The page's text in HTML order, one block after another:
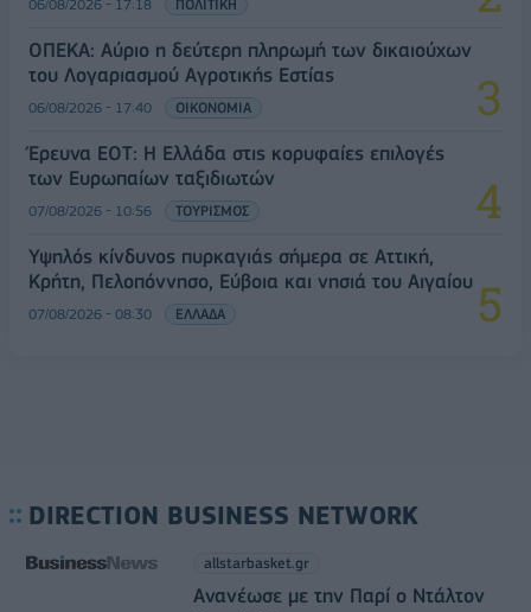
06/08/2026 - 17:18 ΠΟΛΙΤΙΚΗ
ΟΠΕΚΑ: Αύριο η δεύτερη πληρωμή των δικαιούχων
του Λογαριασμού Αγροτικής Εστίας
06/08/2026 - 17:40 ΟΙΚΟΝΟΜΙΑ
Έρευνα ΕΟΤ: Η Ελλάδα στις κορυφαίες επιλογές
των Ευρωπαίων ταξιδιωτών
07/08/2026 - 10:56 ΤΟΥΡΙΣΜΟΣ
Υψηλός κίνδυνος πυρκαγιάς σήμερα σε Αττική,
Κρήτη, Πελοπόννησο, Εύβοια και νησιά του Αιγαίου
07/08/2026 - 08:30 ΕΛΛΑΔΑ
DIRECTION BUSINESS NETWORK
allstarbasket.gr
Ανανέωσε με την Παρί ο Ντάλτον